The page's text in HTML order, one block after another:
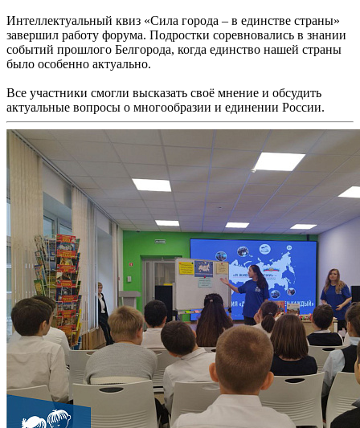
Интеллектуальный квиз «Сила города – в единстве страны»
завершил работу форума. Подростки соревновались в знании
событий прошлого Белгорода, когда единство нашей страны
было особенно актуально.
Все участники смогли высказать своё мнение и обсудить
актуальные вопросы о многообразии и единении России.